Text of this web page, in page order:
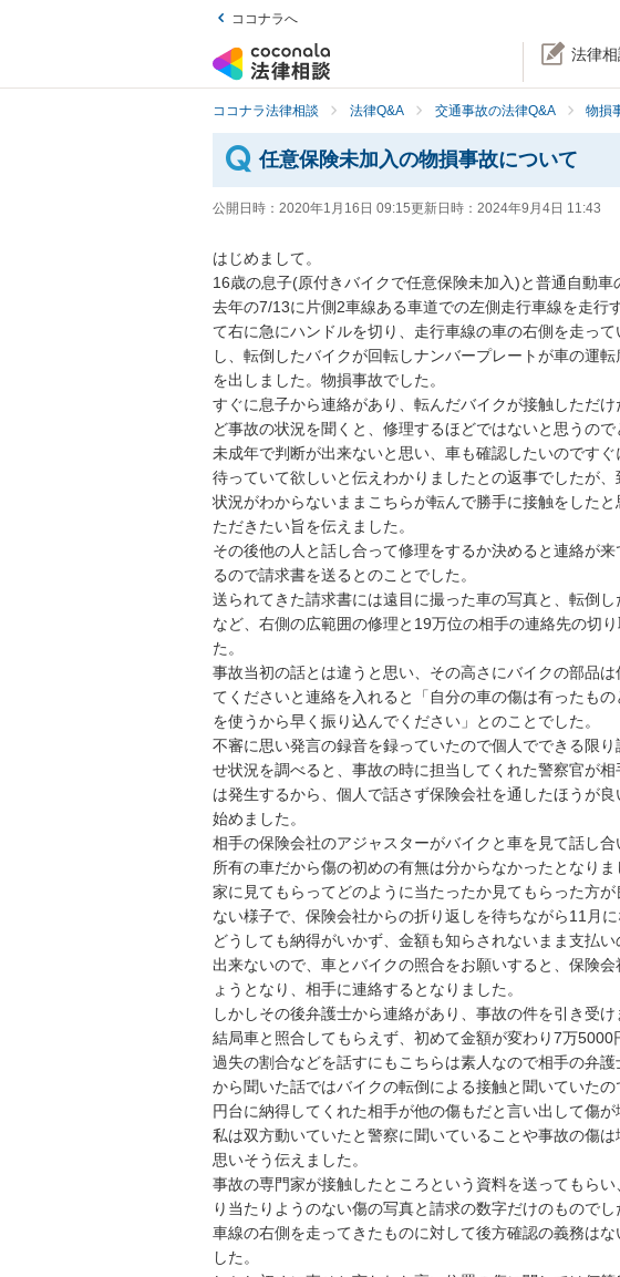
ココナラへ
法律
ココナラ法律相談 法律Q&A 交通事故の法律Q&A 物損
任意保険未加入の物損事故について
公開日時： 2020年1月16日 09:15更新日時： 2024年9月4日 11:43
はじめまして。
16歳の息子(原付きバイクで任意保険未加入)と普通自動車
去年の7/13に片側2車線ある車道での左側走行車線を走行
て右に急にハンドルを切り、走行車線の車の右側を走っ
し、転倒したバイクが回転しナンバープレートが車の運
を出しました。物損事故でした。
すぐに息子から連絡があり、転んだバイクが接触しただ
ど事故の状況を聞くと、修理するほどではないと思うので
未成年で判断が出来ないと思い、車も確認したいのです
待っていて欲しいと伝えわかりましたとの返事でしたが、
状況がわからないままこちらが転んで勝手に接触をした
ただきたい旨を伝えました。
その後他の人と話し合って修理をするか決めると連絡が
るので請求書を送るとのことでした。
送られてきた請求書には遠目に撮った車の写真と、転倒
など、右側の広範囲の修理と19万位の相手の連絡先の切
た。
事故当初の話とは違うと思い、その高さにバイクの部品
てくださいと連絡を入れると「自分の車の傷は有ったも
を使うから早く振り込んでください」とのことでした。
不審に思い発言の録音を録っていたので個人でできる限
せ状況を調べると、事故の時に担当してくれた警察官が
は発生するから、個人で話さず保険会社を通したほうが
始めました。
相手の保険会社のアジャスターがバイクと車を見て話し
所有の車だから傷の初めの有無は分からなかったとなり
家に見てもらってどのように当たったか見てもらった方
ない様子で、保険会社からの折り返しを待ちながら11月に
どうしても納得がいかず、金額も知らされないまま支払
出来ないので、車とバイクの照合をお願いすると、保険
ょうとなり、相手に連絡するとなりました。
しかしその後弁護士から連絡があり、事故の件を引き受け
結局車と照合してもらえず、初めて金額が変わり7万5000
過失の割合などを話すにもこちらは素人なので相手の弁
から聞いた話ではバイクの転倒による接触と聞いていた
円台に納得してくれた相手が他の傷もだと言い出して傷が
私は双方動いていたと警察に聞いていることや事故の傷
思いそう伝えました。
事故の専門家が接触したところという資料を送ってもら
り当たりようのない傷の写真と請求の数字だけのもので
車線の右側を走ってきたものに対して後方確認の義務は
した。